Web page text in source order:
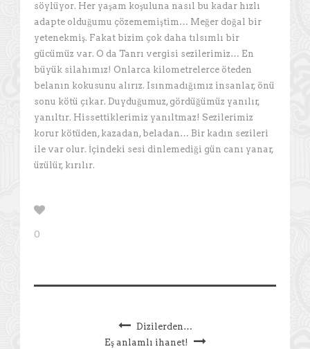
söylüyor. Her yaşam koşuluna nasıl bu kadar hızlı
adapte olduğumu çözememiştim… Meğer doğal bir
yetenekmiş. Fakat bizim çok daha tılsımlı bir
gücümüz var. O da Tanrı vergisi sezilerimiz… En
büyük silahımız! Onlarca kilometrelerce öteden
belanın kokusunu alırız. Isınmadığımız insanlar, önü
sonu kötü çıkar. Duyduğumuz, gördüğümüz yanılır,
yanıltır. Hissettiklerimiz yanıltmaz! Sezilerimiz
korur kötüden, kazadan, beladan… Bir kadın sezileri
ile var olur. İçindeki sesi dinlemediği gün canı yanar,
üzülür, kırılır.
0
Dizilerden…
Eş anlamlı ihanet!